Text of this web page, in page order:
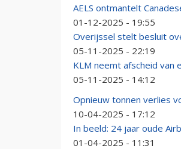
AELS ontmantelt
01-12-2025 - 19:55
Overijssel stelt besluit
05-11-2025 - 22:19
KLM neemt afscheid van
05-11-2025 - 14:12
Opnieuw tonnen verlies
10-04-2025 - 17:12
In beeld: 24 jaar oude
01-04-2025 - 11:31